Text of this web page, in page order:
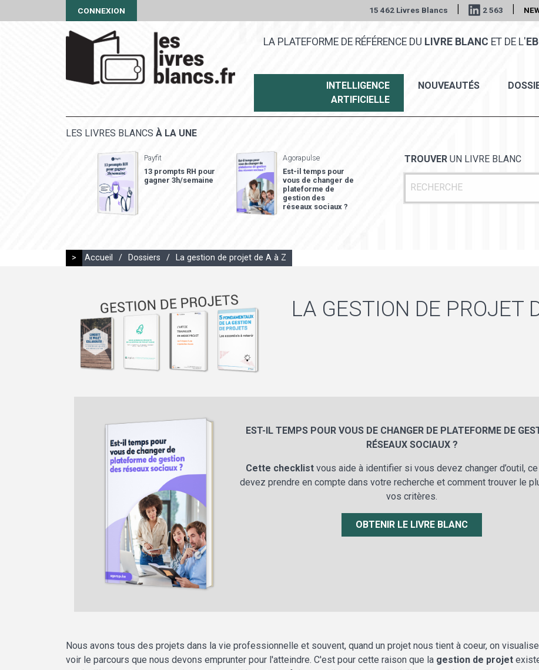
CONNEXION 15 462 Livres Blancs | 2 563 |
LA PLATEFORME DE RÉFÉRENCE DU LIVRE BLANC ET DE L'
INTELLIGENCE
ARTIFICIELLE
NOUVEAUTÉS
LES LIVRES BLANCS À LA UNE
Payfit
13 prompts RH pour
gagner 3h/semaine
Agorapulse
Est-il temps pour
vous de changer de
plateforme de
gestion des
réseaux sociaux ?
TROUVER UN LIVRE BLANC
> Accueil / Dossiers / La gestion de projet de A à Z
LA GESTION DE PROJET
EST-IL TEMPS POUR VOUS DE CHANGER DE PLATEFORME DE
RÉSEAUX SOCIAUX ?
Cette checklist vous aide à identifier si vous devez changer d’outil,
devez prendre en compte dans votre recherche et comment trouver le
vos critères.
OBTENIR LE LIVRE BLANC
Nous avons tous des projets dans la vie professionnelle et souvent, quand un projet nous tient à coeur, on
voir le parcours que nous devons emprunter pour l'atteindre. C'est pour cette raison que la gestion de projet